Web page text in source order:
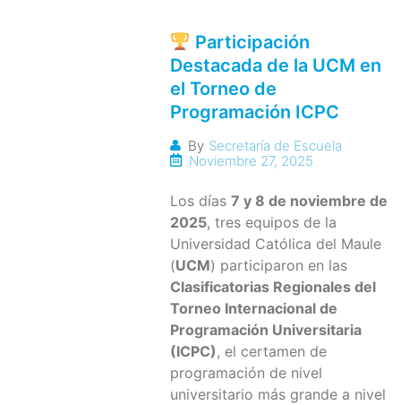
Participación
Destacada de la UCM en
el Torneo de
Programación ICPC
By Secretaría de Escuela
Noviembre 27, 2025
Los días 7 y 8 de noviembre de
2025, tres equipos de la
Universidad Católica del Maule
(UCM) participaron en las
Clasificatorias Regionales del
Torneo Internacional de
Programación Universitaria
(ICPC), el certamen de
programación de nivel
universitario más grande a nivel